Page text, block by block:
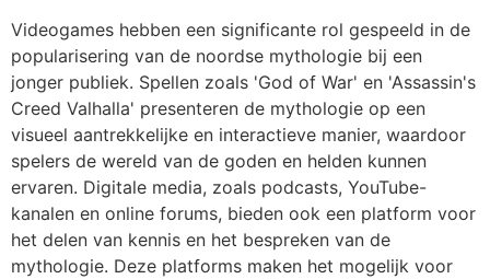
Videogames hebben een significante rol gespeeld in de
popularisering van de noordse mythologie bij een
jonger publiek. Spellen zoals 'God of War' en 'Assassin's
Creed Valhalla' presenteren de mythologie op een
visueel aantrekkelijke en interactieve manier, waardoor
spelers de wereld van de goden en helden kunnen
ervaren. Digitale media, zoals podcasts, YouTube-
kanalen en online forums, bieden ook een platform voor
het delen van kennis en het bespreken van de
mythologie. Deze platforms maken het mogelijk voor